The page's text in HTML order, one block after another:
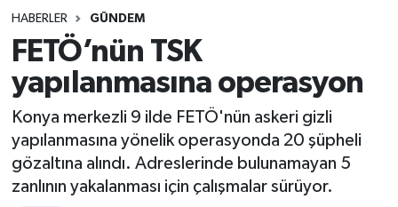
HABERLER GÜNDEM
FETÖ’nün TSK
yapılanmasına operasyon
Konya merkezli 9 ilde FETÖ'nün askeri gizli
yapılanmasına yönelik operasyonda 20 şüpheli
gözaltına alındı. Adreslerinde bulunamayan 5
zanlının yakalanması için çalışmalar sürüyor.
Dünya
Eğitim
Ekonomi
Genel
Gündem
Namaz Vakitleri
Trafik Durumu
Süper Lig Puan Durumu ve Fikstür
Tüm Manşetler
Son Dakika Haberleri